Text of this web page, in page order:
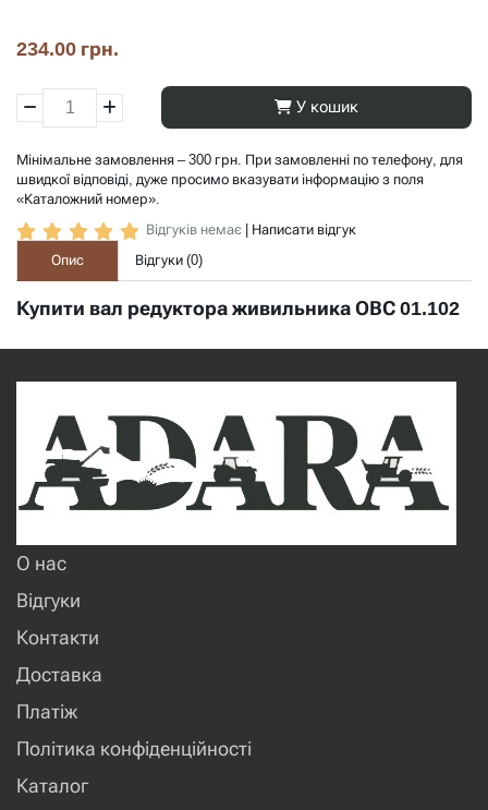
234.00 грн.
У кошик
Мінімальне замовлення – 300 грн. При замовленні по телефону, для
швидкої відповіді, дуже просимо вказувати інформацію з поля
«Каталожний номер».
Відгуків немає
Написати відгук
Опис
Відгуки (0)
Купити вал редуктора живильника ОВС 01.102
О нас
Відгуки
Контакти
Доставка
Платіж
Політика конфіденційності
Каталог